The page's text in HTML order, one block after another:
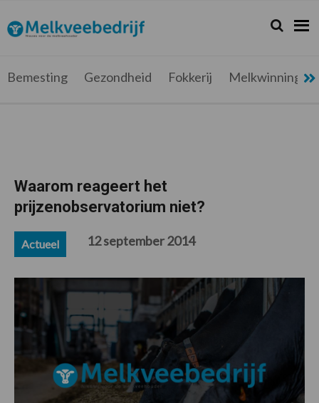
de
hoofdnavigatie
de
hoofd
de
eerste
de
voettekst
Melkveebedrijf.be
Nieuws
melkveehouder
Zoeken...
Zoek
Bemesting Gezondheid Fokkerij Melkwinning
Waarom reageert het
prijzenobservatorium niet?
Actueel 12 september 2014